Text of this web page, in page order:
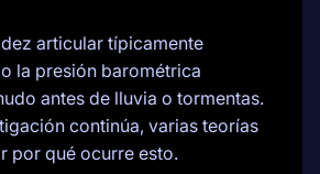
articular típicamente
la presión barométrica
antes de lluvia o tormentas.
continúa, varias teorías
por qué ocurre esto.